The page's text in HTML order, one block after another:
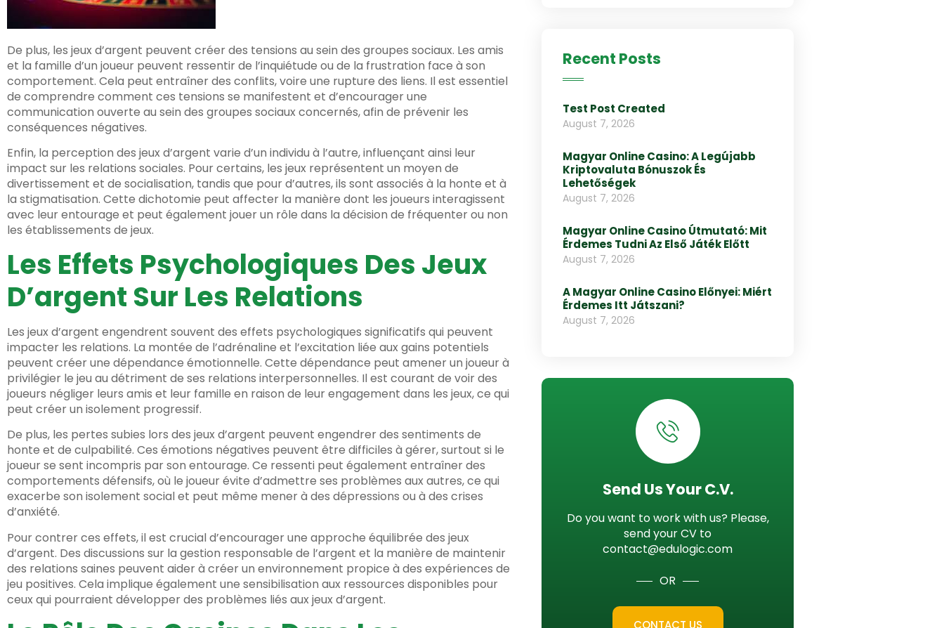
De plus, les jeux d’argent peuvent créer des tensions au sein des groupes sociaux. Les amis
et la famille d’un joueur peuvent ressentir de l’inquiétude ou de la frustration face à son
comportement. Cela peut entraîner des conflits, voire une rupture des liens. Il est essentiel
de comprendre comment ces tensions se manifestent et d’encourager une
communication ouverte au sein des groupes sociaux concernés, afin de prévenir les
conséquences négatives.
Enfin, la perception des jeux d’argent varie d’un individu à l’autre, influençant ainsi leur
impact sur les relations sociales. Pour certains, les jeux représentent un moyen de
divertissement et de socialisation, tandis que pour d’autres, ils sont associés à la honte et à
la stigmatisation. Cette dichotomie peut affecter la manière dont les joueurs interagissent
avec leur entourage et peut également jouer un rôle dans la décision de fréquenter ou non
les établissements de jeux.
Les Effets Psychologiques Des Jeux
D’argent Sur Les Relations
Les jeux d’argent engendrent souvent des effets psychologiques significatifs qui peuvent
impacter les relations. La montée de l’adrénaline et l’excitation liée aux gains potentiels
peuvent créer une dépendance émotionnelle. Cette dépendance peut amener un joueur à
privilégier le jeu au détriment de ses relations interpersonnelles. Il est courant de voir des
joueurs négliger leurs amis et leur famille en raison de leur engagement dans les jeux, ce qui
peut créer un isolement progressif.
De plus, les pertes subies lors des jeux d’argent peuvent engendrer des sentiments de
honte et de culpabilité. Ces émotions négatives peuvent être difficiles à gérer, surtout si le
joueur se sent incompris par son entourage. Ce ressenti peut également entraîner des
comportements défensifs, où le joueur évite d’admettre ses problèmes aux autres, ce qui
exacerbe son isolement social et peut même mener à des dépressions ou à des crises
d’anxiété.
Pour contrer ces effets, il est crucial d’encourager une approche équilibrée des jeux
d’argent. Des discussions sur la gestion responsable de l’argent et la manière de maintenir
des relations saines peuvent aider à créer un environnement propice à des expériences de
jeu positives. Cela implique également une sensibilisation aux ressources disponibles pour
ceux qui pourraient développer des problèmes liés aux jeux d’argent.
Recent Posts
Test Post Created
August 7, 2026
Magyar Online Casino: A Legújabb
Kriptovaluta Bónuszok És
Lehetőségek
August 7, 2026
Magyar Online Casino Útmutató: Mit
Érdemes Tudni Az Első Játék Előtt
August 7, 2026
A Magyar Online Casino Előnyei: Miért
Érdemes Itt Játszani?
August 7, 2026
Send Us Your C.V.
Do you want to work with us? Please,
send your CV to
contact@edulogic.com
OR
CONTACT US